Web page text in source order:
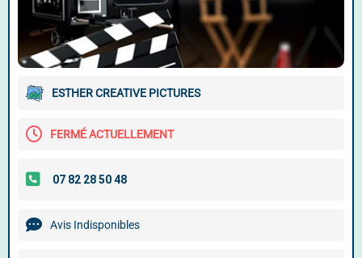
ESTHER CREATIVE PICTURES
FERMÉ ACTUELLEMENT
Avis Indisponibles